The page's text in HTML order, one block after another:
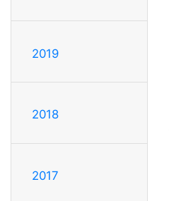
2019
2018
2017